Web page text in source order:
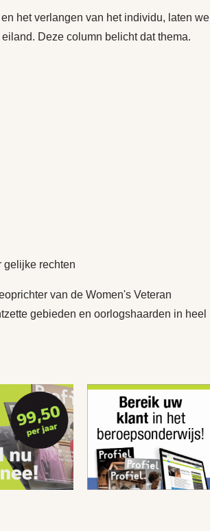
het verlangen van het individu, laten we
Deze column belicht dat thema.
gelijke rechten
van de Women's Veteran
gebieden en oorlogshaarden in heel